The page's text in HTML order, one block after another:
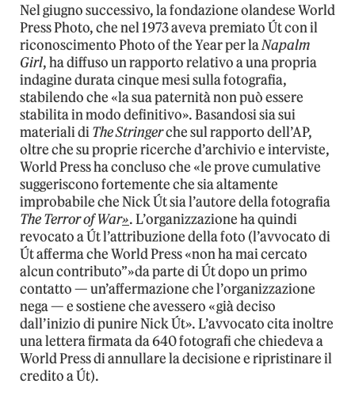
Nel giugno successivo, la fondazione olandese World
Press Photo, che nel 1973 aveva premiato Út con il
riconoscimento Photo of the Year per laNapalm
Girl, ha diffuso un rapporto relativo a una propria
indagine durata cinque mesi sulla fotografia,
stabilendo che «la sua paternità non può essere
stabilita in modo definitivo». Basandosi sia sui
materiali diThe Stringerche sul rapporto dell’AP,
oltre che su proprie ricerche d’archivio e interviste,
World Press ha concluso che «le prove cumulative
suggeriscono fortemente che sia altamente
improbabile che Nick Út sia l’autore della fotografia
The Terror of War». L’organizzazione ha quindi
revocato a Út l’attribuzione della foto (l’avvocato di
Út afferma che World Press «non ha mai cercato
alcun contributo”»da parte di Út dopo un primo
contatto — un’affermazione che l’organizzazione
nega — e sostiene che avessero «già deciso
dall’inizio di punire Nick Út». L’avvocato cita inoltre
una lettera firmata da 640 fotografi che chiedeva a
World Press di annullare la decisione e ripristinare il
credito a Út).